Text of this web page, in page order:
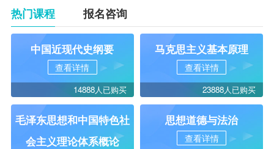
热门课程 报名咨询
中国近现代史纲要
查看详情
14888人已购买
马克思主义基本原理
查看详情
23888人已购买
毛泽东思想和中国特色社
会主义理论体系概论
思想道德与法治
查看详情